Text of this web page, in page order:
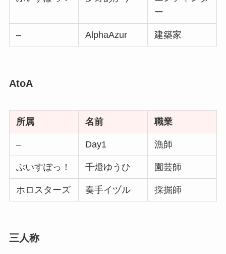
ー
– AlphaAzur 建築家
AtoA
所属 名前 職業
– Day1 漁師
ぶいすぽっ！ 千燈ゆうひ 園芸師
ホロスターズ 奏手イヅル 採掘師
三人称